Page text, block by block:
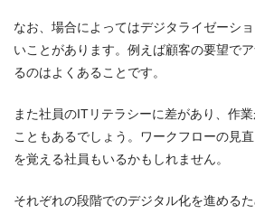
なお、場合によってはデジタライゼーシ
いことがあります。例えば顧客の要望で
るのはよくあることです。
また社員のITリテラシーに差があり、作
こともあるでしょう。ワークフローの見
を覚える社員もいるかもしれません。
それぞれの段階でのデジタル化を進める